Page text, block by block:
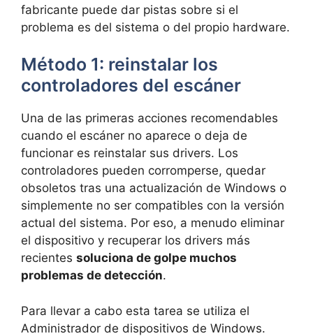
fabricante puede dar pistas sobre si el
problema es del sistema o del propio hardware.
Método 1: reinstalar los
controladores del escáner
Una de las primeras acciones recomendables
cuando el escáner no aparece o deja de
funcionar es reinstalar sus drivers. Los
controladores pueden corromperse, quedar
obsoletos tras una actualización de Windows o
simplemente no ser compatibles con la versión
actual del sistema. Por eso, a menudo eliminar
el dispositivo y recuperar los drivers más
recientes soluciona de golpe muchos
problemas de detección.
Para llevar a cabo esta tarea se utiliza el
Administrador de dispositivos de Windows.